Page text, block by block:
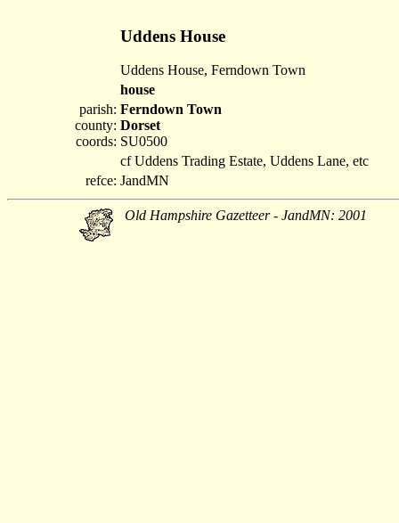
Uddens House
Uddens House, Ferndown Town
house
parish:
county:
coords:
Ferndown Town
Dorset
SU0500
cf Uddens Trading Estate, Uddens Lane, etc
refce: JandMN
Old Hampshire Gazetteer - JandMN: 2001